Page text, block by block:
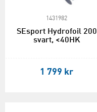
1431982
SEsport Hydrofoil 200
svart, <40HK
1 799 kr